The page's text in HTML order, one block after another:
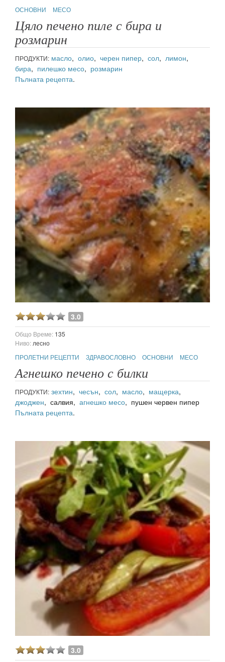
ОСНОВНИ МЕСО
Цяло печено пиле с бира и
розмарин
ПРОДУКТИ: масло, олио, черен пипер, сол, лимон,
бира, пилешко месо, розмарин
Пълната рецепта.
3.0
Общо Време: 135
Ниво: лесно
ПРОЛЕТНИ РЕЦЕПТИ
ЗДРАВОСЛОВНО ОСНОВНИ МЕСО
Агнешко печено с билки
ПРОДУКТИ: зехтин, чесън, сол, масло, мащерка,
джоджен, салвия, агнешко месо, пушен червен пипер
Пълната рецепта.
3.0